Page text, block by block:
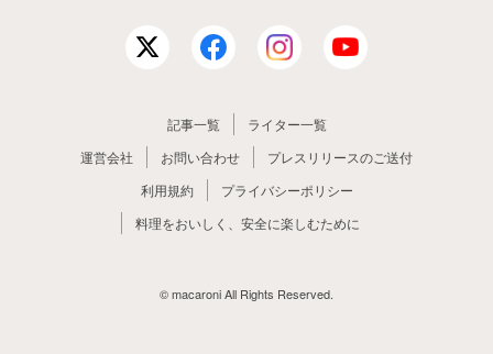
記事一覧
ライター一覧
運営会社
お問い合わせ
プレスリリースのご送付
利用規約
プライバシーポリシー
料理をおいしく、安全に楽しむために
© macaroni All Rights Reserved.